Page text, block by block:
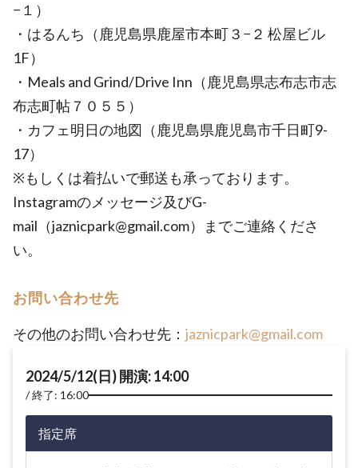
−１）
・はるんち（鹿児島県鹿屋市本町３−２ 松屋ビル
1F）
・Meals and Grind/Drive Inn（鹿児島県志布志市志
布志町帖７０５５）
・カフェ明日の地図（鹿児島県鹿児島市千日町9-
17）
※もしくは着払いで郵送も承っております。
Instagramのメッセージ及びG-
mail（jaznicpark@gmail.com）までご連絡くださ
い。
お問い合わせ先
その他のお問い合わせ先： jaznicpark@gmail.com
2024/5/12(日) 開演: 14:00
終了: 16:00
指定席